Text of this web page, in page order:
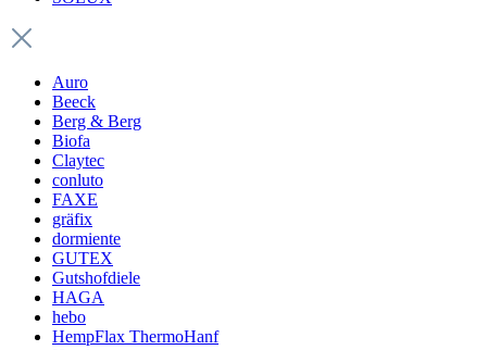
Auro
Beeck
Berg & Berg
Biofa
Claytec
conluto
FAXE
gräfix
dormiente
GUTEX
Gutshofdiele
HAGA
hebo
HempFlax ThermoHanf